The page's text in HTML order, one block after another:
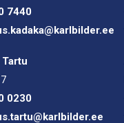
7440
0230